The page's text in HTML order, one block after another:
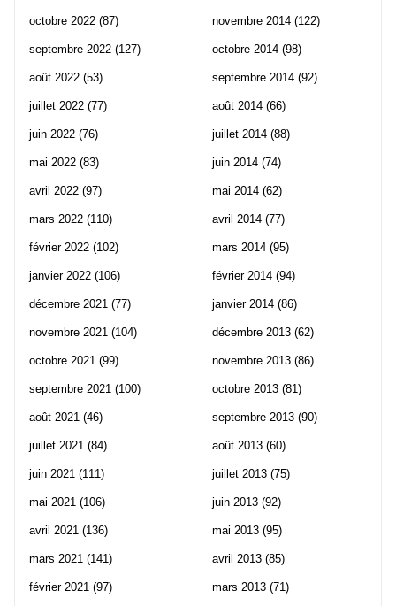
octobre 2022 (87)
septembre 2022 (127)
août 2022 (53)
juillet 2022 (77)
juin 2022 (76)
mai 2022 (83)
avril 2022 (97)
mars 2022 (110)
février 2022 (102)
janvier 2022 (106)
décembre 2021 (77)
novembre 2021 (104)
octobre 2021 (99)
septembre 2021 (100)
août 2021 (46)
juillet 2021 (84)
juin 2021 (111)
mai 2021 (106)
avril 2021 (136)
mars 2021 (141)
février 2021 (97)
novembre 2014 (122)
octobre 2014 (98)
septembre 2014 (92)
août 2014 (66)
juillet 2014 (88)
juin 2014 (74)
mai 2014 (62)
avril 2014 (77)
mars 2014 (95)
février 2014 (94)
janvier 2014 (86)
décembre 2013 (62)
novembre 2013 (86)
octobre 2013 (81)
septembre 2013 (90)
août 2013 (60)
juillet 2013 (75)
juin 2013 (92)
mai 2013 (95)
avril 2013 (85)
mars 2013 (71)